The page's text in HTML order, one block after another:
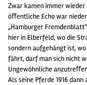
Zwar kamen immer wieder
öﬀentliche Echo war
„Hamburger
hier in Elberfeld, wo die
sondern aufgehängt ist,
fährt, darf man sich nicht
Ungewöhnliche
Als seine Pferde 1916